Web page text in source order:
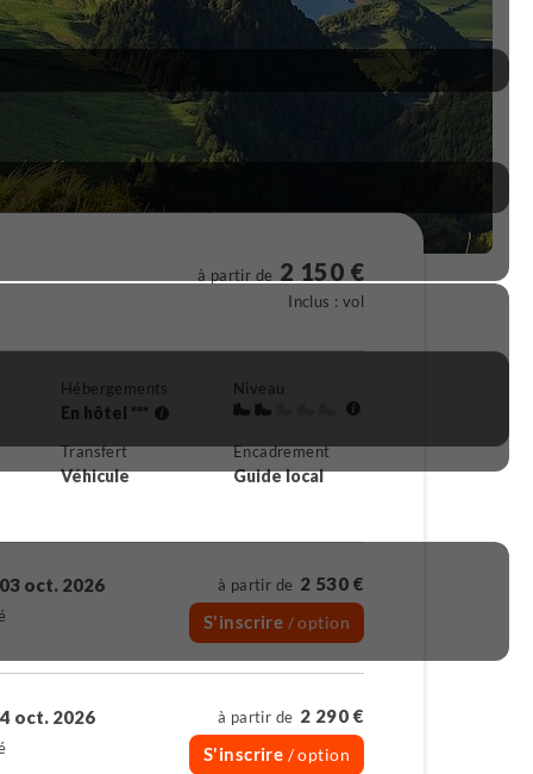
à partir de 2 150 €
Inclus : vol
Hébergements
En hôtel ***
Niveau
Transfert
Véhicule
Encadrement
Guide local
03 oct. 2026 à partir de 2 530 €
S'inscrire / option
oct. 2026 à partir de 2 290 €
S'inscrire / option